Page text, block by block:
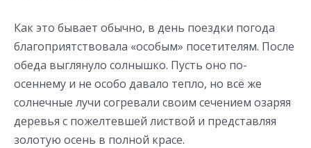
Как это бывает обычно, в день поездки погода
благоприятствовала «особым» посетителям. После
обеда выглянуло солнышко. Пусть оно по-
осеннему и не особо давало тепло, но всё же
солнечные лучи согревали своим сечением озаряя
деревья с пожелтевшей листвой и представляя
золотую осень в полной красе.